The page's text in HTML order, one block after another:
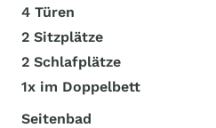
4 Türen
2 Sitzplätze
2 Schlafplätze
1x im Doppelbett
Seitenbad